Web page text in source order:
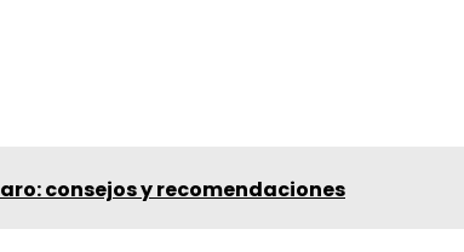
consejos y recomendaciones